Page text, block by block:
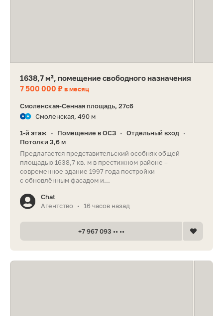
1638,7 м², помещение свободного назначения
7 500 000 ₽в месяц
Смоленская-Сенная площадь, 27с6
Смоленская, 490 м
1-й этаж • Помещение в ОСЗ • Отдельный вход •
Потолки 3,6 м
Предлагается представительский особняк общей
площадью 1638,7 кв. м в престижном районе –
современное здание 1997 года постройки
с обновлённым фасадом и...
Chat
Агентство
• 16 часов назад
+7 967 093 •• ••